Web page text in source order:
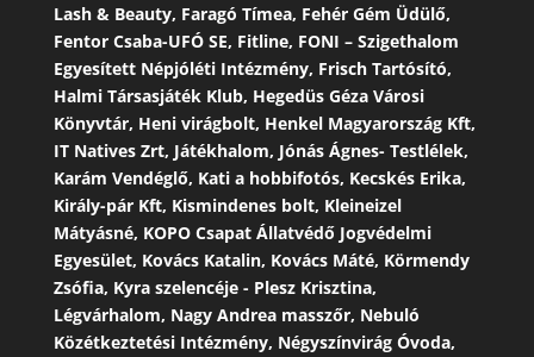
Lash & Beauty, Faragó Tímea, Fehér Gém Üdülő,
Fentor Csaba-UFÓ SE, Fitline, FONI – Szigethalom
Egyesített Népjóléti Intézmény, Frisch Tartósító,
Halmi Társasjáték Klub, Hegedüs Géza Városi
Könyvtár, Heni virágbolt, Henkel Magyarország Kft,
IT Natives Zrt, Játékhalom, Jónás Ágnes- Testlélek,
Karám Vendéglő, Kati a hobbifotós, Kecskés Erika,
Király-pár Kft, Kismindenes bolt, Kleineizel
Mátyásné, KOPO Csapat Állatvédő Jogvédelmi
Egyesület, Kovács Katalin, Kovács Máté, Körmendy
Zsófia, Kyra szelencéje - Plesz Krisztina,
Légvárhalom, Nagy Andrea masszőr, Nebuló
Közétkeztetési Intézmény, Négyszínvirág Óvoda,